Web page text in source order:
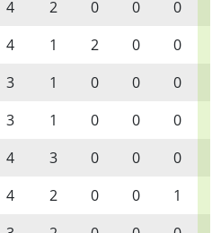
4 2 0 0 0
4 1 2 0 0
3 1 0 0 0
3 1 0 0 0
4 3 0 0 0
4 2 0 0 1